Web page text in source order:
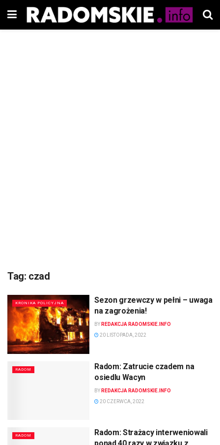
Tag: czad
KRONIKA POLICYJNA
Sezon grzewczy w pełni – uwaga
na zagrożenia!
BY REDAKCJA RADOMSKIE.INFO
20 LISTOPADA, 2022
RADOM
Radom: Zatrucie czadem na
osiedlu Wacyn
BY REDAKCJA RADOMSKIE.INFO
20 CZERWCA, 2022
RADOM
Radom: Strażacy interweniowali